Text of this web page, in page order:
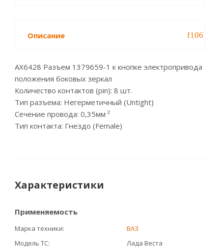
Описание
AX6428 Разъем 1379659-1 к кнопке электропривода
положения боковых зеркал
Количество контактов (pin): 8 шт.
Тип разъема: Негерметичный (Untight)
Сечение провода: 0,35мм ²
Тип контакта: Гнездо (Female)
Характеристики
Применяемость
Марка техники
ВАЗ
Модель ТС
Лада Веста